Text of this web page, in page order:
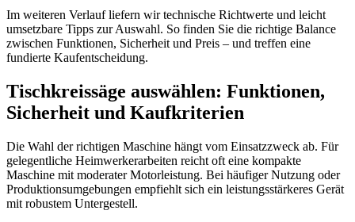
Im weiteren Verlauf liefern wir technische Richtwerte und leicht
umsetzbare Tipps zur Auswahl. So finden Sie die richtige Balance
zwischen Funktionen, Sicherheit und Preis – und treffen eine
fundierte Kaufentscheidung.
Tischkreissäge auswählen: Funktionen,
Sicherheit und Kaufkriterien
Die Wahl der richtigen Maschine hängt vom Einsatzzweck ab. Für
gelegentliche Heimwerkerarbeiten reicht oft eine kompakte
Maschine mit moderater Motorleistung. Bei häufiger Nutzung oder
Produktionsumgebungen empfiehlt sich ein leistungsstärkeres Gerät
mit robustem Untergestell.